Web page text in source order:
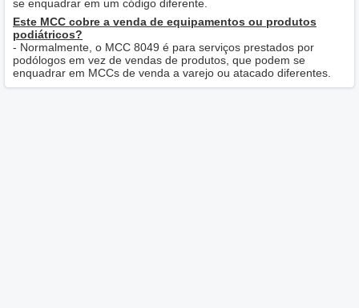
se enquadrar em um código diferente.
Este MCC cobre a venda de equipamentos ou produtos
podiátricos?
- Normalmente, o MCC 8049 é para serviços prestados por
podólogos em vez de vendas de produtos, que podem se
enquadrar em MCCs de venda a varejo ou atacado diferentes.